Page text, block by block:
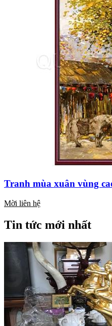
Tranh mùa xuân vùng
Mời liên hệ
Tin tức mới nhất